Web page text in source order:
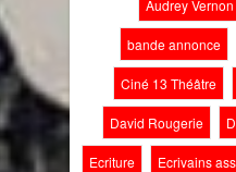
Audrey Vernon
bande annonce
Ciné 13 Théâtre
David Rougerie
Ecriture Ecrivains